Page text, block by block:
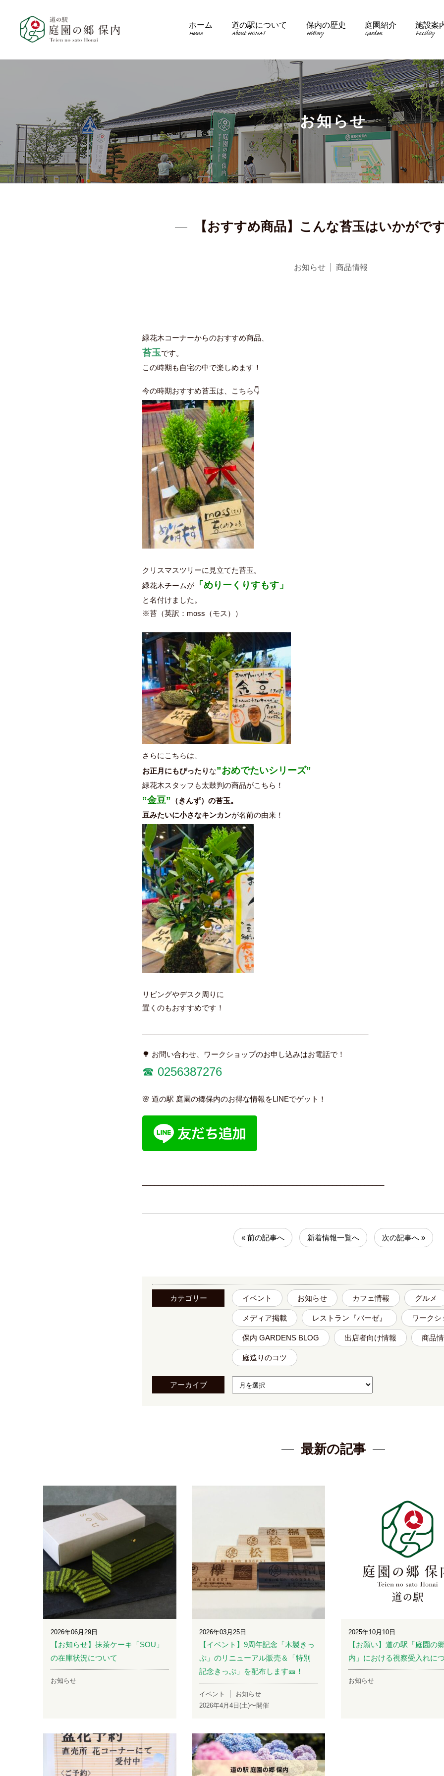
ホーム
Home
道の駅について
About HONAI
保内の歴史
History
庭園紹介
Garden
施設案
Facility
お知らせ
【おすすめ商品】こんな苔玉はいかがで
お知らせ 商品情報
緑花木コーナーからのおすすめ商品、
苔玉です。
この時期も自宅の中で楽しめます！
今の時期おすすめ苔玉は、こちら👇
クリスマスツリーに見立てた苔玉。
緑花木チームが
「めりーくりすもす」
と名付けました。
※苔（英訳：moss（モス））
さらにこちらは、
お正月にもぴったり な”おめでたいシリーズ”
緑花木スタッフも太鼓判の商品がこちら！
”金豆” （きんず）の苔玉。
豆みたいに小さなキンカンが名前の由来！
リビングやデスク周りに
置くのもおすすめです！
🌳 お問い合わせ、ワークショップのお申し込みはお電話で！
☎︎ 0256387276
🌸 道の駅 庭園の郷保内のお得な情報をLINEでゲット！
« 前の記事へ 新着情報一覧へ 次の記事へ »
カテゴリー イベント お知らせ カフェ情報 グルメ
メディア掲載 レストラン『バーゼ』 ワークシ
保内 GARDENS BLOG 出店者向け情報 商品
庭造りのコツ
アーカイブ
最新の記事
2026年06月29日
【お知らせ】抹茶ケーキ「SOU」
の在庫状況について
お知らせ
2026年03月25日
【イベント】9周年記念「木製きっ
ぷ」のリニューアル販売＆「特別
記念きっぷ」を配布します🎫！
イベント
お知らせ
2026年4月4日(土)〜開催
2025年10月10日
【お願い】道の駅「庭園の
内」における視察受入れに
お知らせ